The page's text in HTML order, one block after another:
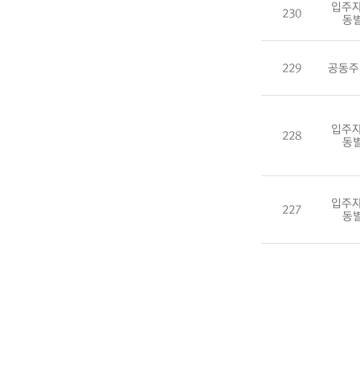
230
입주
동
229 공동
228
입주
동
227
입주
동